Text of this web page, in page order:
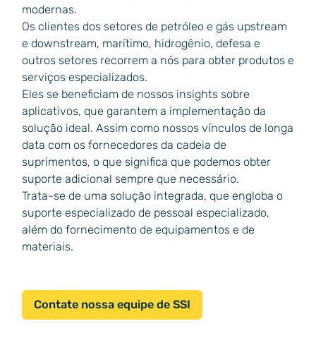
modernas.
Os clientes dos setores de petróleo e gás upstream
e downstream, marítimo, hidrogênio, defesa e
outros setores recorrem a nós para obter produtos e
serviços especializados.
Eles se beneficiam de nossos insights sobre
aplicativos, que garantem a implementação da
solução ideal. Assim como nossos vínculos de longa
data com os fornecedores da cadeia de
suprimentos, o que significa que podemos obter
suporte adicional sempre que necessário.
Trata-se de uma solução integrada, que engloba o
suporte especializado de pessoal especializado,
além do fornecimento de equipamentos e de
materiais.
Contate nossa equipe de SSI